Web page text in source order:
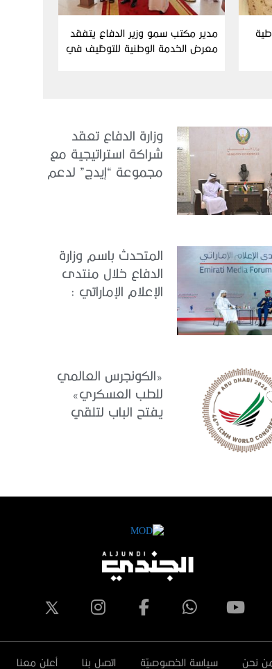
مدير مكتب سمو وزير الدفاع يتفقد
معرض الخدمة الوطنية للتوظيف في
وزارة الدفاع تعقد
شراكة استراتيجية مع
مجموعة “إيدج” لدعم
المتحدث باسم وزارة
الدفاع خلال منتدى
الإعلام الإماراتي :
«الكونجرس العالمي
للطب العسكري»
يفتح الباب لتلقي
نحن سياسة الخصوصيّة اتصل بنا أعلن معنا